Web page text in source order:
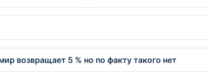
возвращает 5 % но по факту такого нет